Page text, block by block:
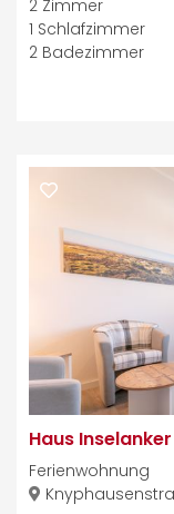
2 Zimmer
1 Schlafzimmer
2 Badezimmer
Haus Inselanker
Ferienwohnung